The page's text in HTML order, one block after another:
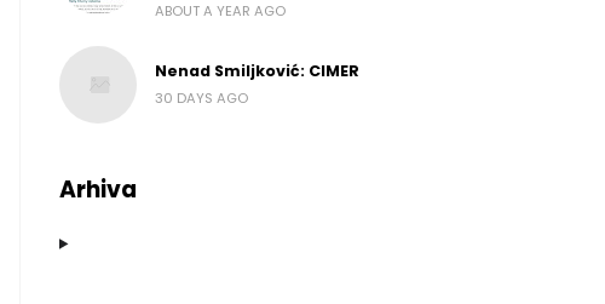
ABOUT A YEAR AGO
Nenad Smiljković: CIMER
30 DAYS AGO
Arhiva